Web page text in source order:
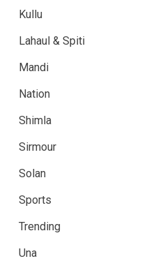
Kullu
Lahaul & Spiti
Mandi
Nation
Shimla
Sirmour
Solan
Sports
Trending
Una